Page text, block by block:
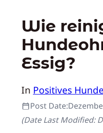
Wie
Essig?
In Positives
Post Date:
(Date Last Modified: